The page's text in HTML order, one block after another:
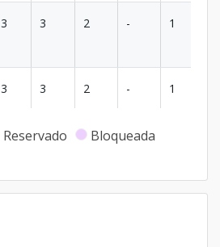
3 3 2 - 1
3 3 2 - 1
Reservado Bloqueada